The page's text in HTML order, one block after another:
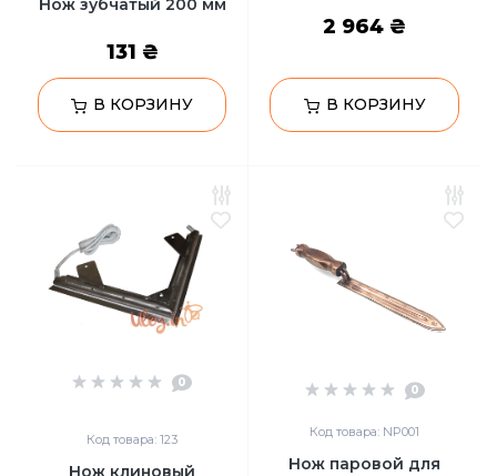
Нож зубчатый 200 мм
131 ₴
В КОРЗИНУ
2 964 ₴
В КОРЗИНУ
0
Код товара: 123
Нож клиновый
0
Код товара: NP001
Нож паровой для